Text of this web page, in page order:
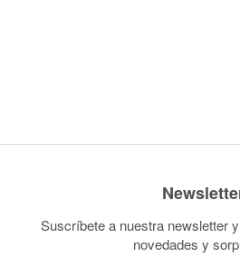
Suscríbete a nuestra newsletter
novedades y